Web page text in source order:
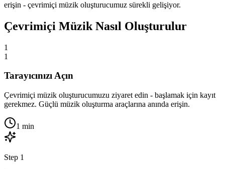
erişin - çevrimiçi müzik oluşturucumuz sürekli gelişiyor.
Çevrimiçi Müzik Nasıl Oluşturulur
1
1
Tarayıcınızı Açın
Çevrimiçi müzik oluşturucumuzu ziyaret edin - başlamak için kayıt
gerekmez. Güçlü müzik oluşturma araçlarına anında erişin.
1 min
Step 1